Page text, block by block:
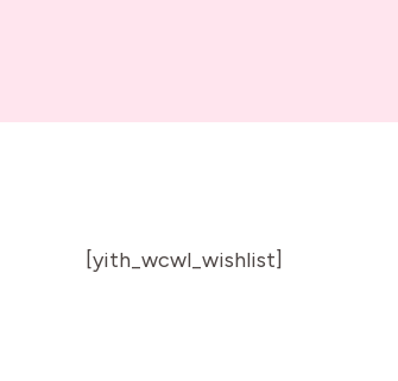
[yith_wcwl_wishlist]